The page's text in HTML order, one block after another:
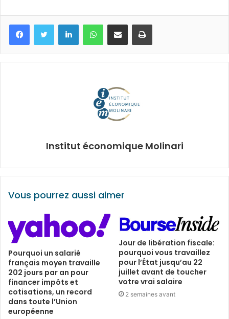
FacebookTwitter LinkedinWhatsApp
Partagez par mail Imprimez
Institut économique Molinari
Vous pourrez aussi aimer
Pourquoi un salarié
français moyen travaille
202 jours par an pour
financer impôts et
cotisations, un record
dans toute l’Union
européenne
Jour de libération fiscale:
pourquoi vous travaillez
pour l’État jusqu’au 22
juillet avant de toucher
votre vrai salaire
2 semaines avant